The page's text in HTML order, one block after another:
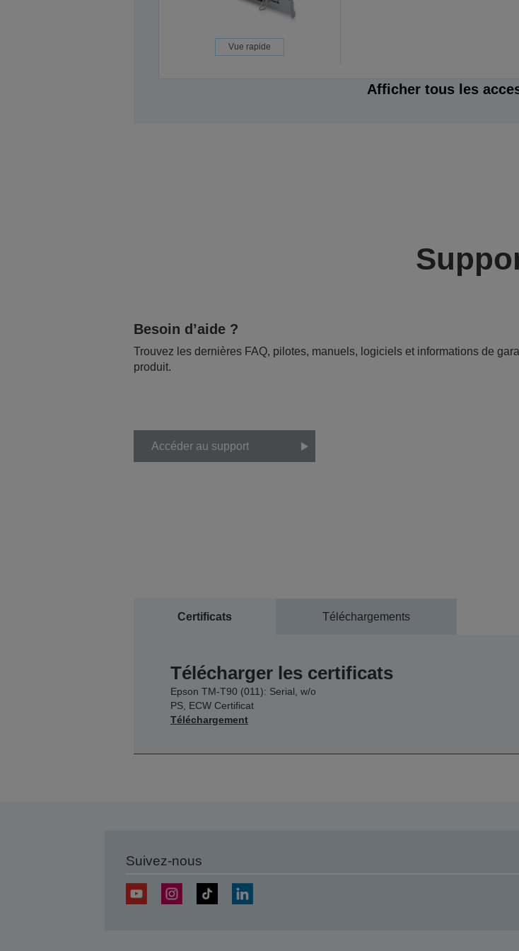
Vue rapide
Afficher tous les
Besoin d’aide ?
Trouvez les dernières FAQ, pilotes, manuels, logiciels et informations de
produit.
Accéder au support
Certificats Téléchargements
Télécharger les certificats
Epson TM-T90 (011): Serial, w/o
PS, ECW Certificat
Téléchargement
Suivez-nous